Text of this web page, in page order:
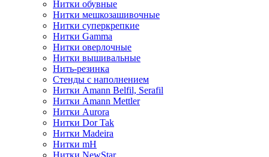
Нитки обувные
Нитки мешкозашивочные
Нитки суперкрепкие
Нитки Gamma
Нитки оверлочные
Нитки вышивальные
Нить-резинка
Стенды с наполнением
Нитки Amann Belfil, Serafil
Нитки Amann Mettler
Нитки Aurora
Нитки Dor Tak
Нитки Madeira
Нитки mH
Нитки NewStar